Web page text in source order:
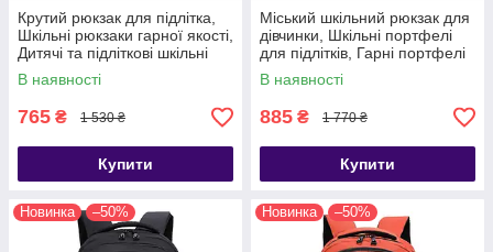
Крутий рюкзак для підлітка,
Шкільні рюкзаки гарної якості,
Дитячі та підліткові шкільні
рюкзаки
В наявності
765 ₴ 1 530 ₴
Купити
Міський шкільний рюкзак для
дівчинки, Шкільні портфелі
для підлітків, Гарні портфелі
для підлітків
В наявності
885 ₴ 1 770 ₴
Купити
Новинка –50% Новинка –50%